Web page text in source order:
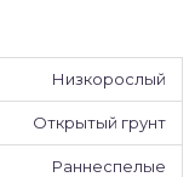
Низкорослый
Открытый грунт
Раннеспелые